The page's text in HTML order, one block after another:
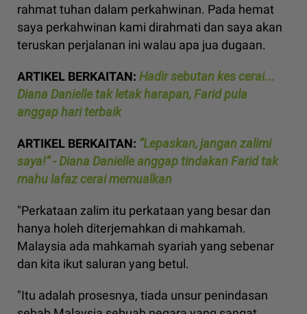
rahmat tuhan dalam perkahwinan. Pada hemat
saya perkahwinan kami dirahmati dan saya akan
teruskan perjalanan ini walau apa jua dugaan.
ARTIKEL BERKAITAN: Hadir sebutan kes cerai...
Diana Danielle tak letak harapan, Farid pula
anggap hari terbaik
ARTIKEL BERKAITAN: “Lepaskan, jangan zalimi
saya!” - Diana Danielle anggap tindakan Farid tak
mahu lafaz cerai memualkan
"Perkataan zalim itu perkataan yang besar dan
hanya holeh diterjemahkan di mahkamah.
Malaysia ada mahkamah syariah yang sebenar
dan kita ikut saluran yang betul.
"Itu adalah prosesnya, tiada unsur penindasan